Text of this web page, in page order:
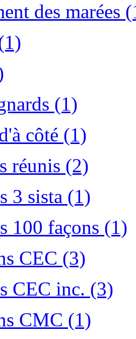
des marées
(1)
côté (1)
réunis (2)
3 sista (1)
100 façons (1)
CEC (3)
CEC inc. (3)
CMC (1)